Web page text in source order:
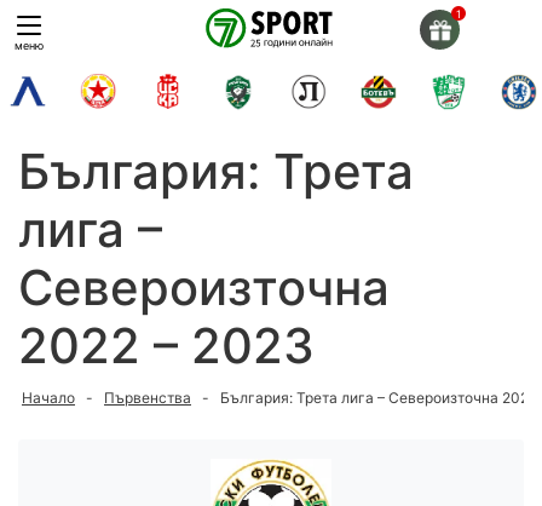
Skip
to
content
меню
България: Трета
лига –
Североизточна
2022 – 2023
Начало - Първенства - България: Трета лига – Североизточна 2022